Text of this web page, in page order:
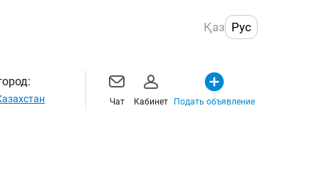
Қаз Рус
Чат Кабинет Подать объявление